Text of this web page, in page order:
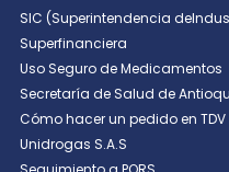
SIC (Superintendencia
Superfinanciera
Uso Seguro de Medicamentos
Secretaría de Salud de
Cómo hacer un pedido en TDV
Unidrogas S.A.S